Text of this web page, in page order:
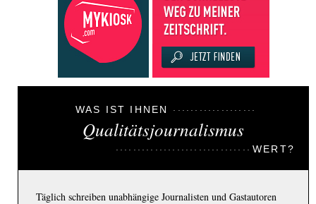
WAS IST IHNEN
Qualitätsjournalismus
WERT?
Täglich schreiben unabhängige Journalisten und Gastautoren